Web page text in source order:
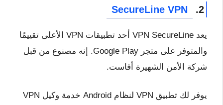
2.
SecureLine VPN
يعد VPN SecureLine أحد تطبيقات VPN الأعلى تقييمًا
والمتوفر على متجر Google Play. إنه مصنوع من قبل
شركة الأمن الشهيرة أفاست.
يوفر لك تطبيق VPN لنظام Android خدمة وكيل VPN